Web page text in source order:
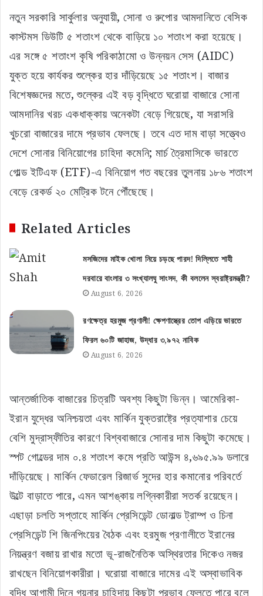
নতুন সরকারি সার্কুলার অনুযায়ী, সোনা ও রুপোর আমদানিতে বেসিক
কাস্টমস ডিউটি ৫ শতাংশ থেকে বাড়িয়ে ১০ শতাংশ করা হয়েছে।
এর সঙ্গে ৫ শতাংশ কৃষি পরিকাঠামো ও উন্নয়ন সেস (AIDC)
যুক্ত হয়ে কার্যকর শুল্কের হার দাঁড়িয়েছে ১৫ শতাংশ। বাজার
বিশেষজ্ঞদের মতে, শুল্কের এই বড় বৃদ্ধিতে ঘরোয়া বাজারে সোনা
আমদানির খরচ একধাক্কায় অনেকটা বেড়ে গিয়েছে, যা সরাসরি
খুচরো বাজারের দামে প্রভাব ফেলছে। তবে এত দাম বাড়া সত্ত্বেও
দেশে সোনার বিনিয়োগের চাহিদা কমেনি; মার্চ ত্রৈমাসিকে ভারতে
গোল্ড ইটিএফ (ETF)-এ বিনিয়োগ গত বছরের তুলনায় ১৮৬ শতাংশ
বেড়ে রেকর্ড ২০ মেট্রিক টনে পৌঁছেছে।
Related Articles
মসজিদের মাইক খোলা নিয়ে চড়ছে পারদ! দিল্লিতে শাহী
দরবারে বাংলার ৩ সংখ্যালঘু সাংসদ, কী বললেন স্বরাষ্ট্রমন্ত্রী?
August 6, 2026
রণক্ষেত্র হরমুজ প্রণালী! ক্ষেপণাস্ত্রের তোপ এড়িয়ে ভারতে
ফিরল ৬০টি জাহাজ, উদ্ধার ৩,৯৭২ নাবিক
August 6, 2026
আন্তর্জাতিক বাজারের চিত্রটি অবশ্য কিছুটা ভিন্ন। আমেরিকা-
ইরান যুদ্ধের অনিশ্চয়তা এবং মার্কিন যুক্তরাষ্ট্রে প্রত্যাশার চেয়ে
বেশি মুদ্রাস্ফীতির কারণে বিশ্ববাজারে সোনার দাম কিছুটা কমেছে।
স্পট গোল্ডের দাম ০.৪ শতাংশ কমে প্রতি আউন্স ৪,৬৯৫.৯৯ ডলারে
দাঁড়িয়েছে। মার্কিন ফেডারেল রিজার্ভ সুদের হার কমানোর পরিবর্তে
উল্টে বাড়াতে পারে, এমন আশঙ্কায় লগ্নিকারীরা সতর্ক রয়েছেন।
এছাড়া চলতি সপ্তাহে মার্কিন প্রেসিডেন্ট ডোনাল্ড ট্রাম্প ও চিনা
প্রেসিডেন্ট শি জিনপিংয়ের বৈঠক এবং হরমুজ প্রণালীতে ইরানের
নিয়ন্ত্রণ বজায় রাখার মতো ভূ-রাজনৈতিক অস্থিরতার দিকেও নজর
রাখছেন বিনিয়োগকারীরা। ঘরোয়া বাজারে দামের এই অস্বাভাবিক
বৃদ্ধি আগামী দিনে গয়নার চাহিদায় কিছুটা প্রভাব ফেলতে পারে বলে